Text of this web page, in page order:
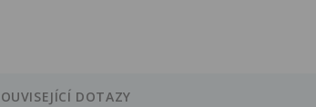
DOTAZY